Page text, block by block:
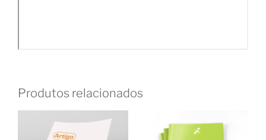
Produtos relacionados